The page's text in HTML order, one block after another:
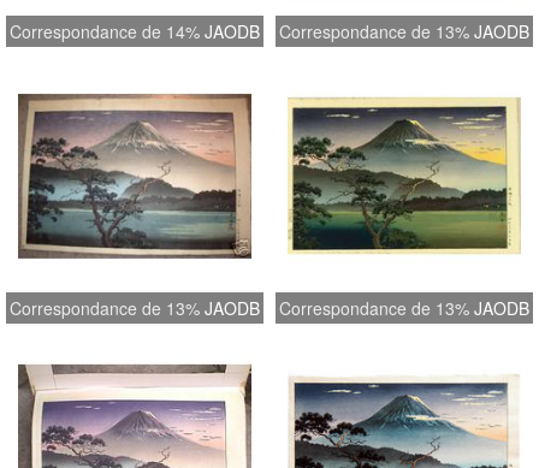
Correspondance de 14% JAODB Correspondance de 13% JAODB
Correspondance de 13% JAODB Correspondance de 13% JAODB